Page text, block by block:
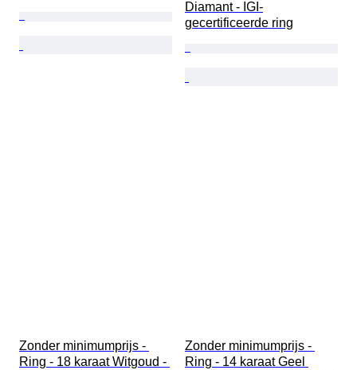
Diamant - IGI-
gecertificeerde ring
Zonder minimumprijs -
Ring - 18 karaat Witgoud -
Zonder minimumprijs -
Ring - 14 karaat Geel